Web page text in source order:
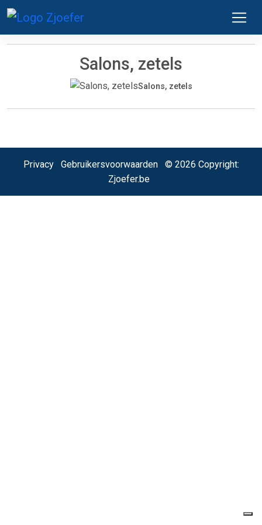
Salons, zetels
Salons, zetels
Privacy Gebruikersvoorwaarden© 2026 Copyright:
Zjoefer.be